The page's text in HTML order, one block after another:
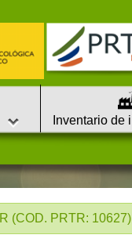
Inventario de
(COD. PRTR: